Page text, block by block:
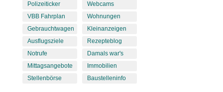
Polizeiticker
VBB Fahrplan
Gebrauchtwagen
Ausflugsziele
Notrufe
Mittagsangebote
Stellenbörse
Webcams
Wohnungen
Kleinanzeigen
Rezepteblog
Damals war's
Immobilien
Baustelleninfo